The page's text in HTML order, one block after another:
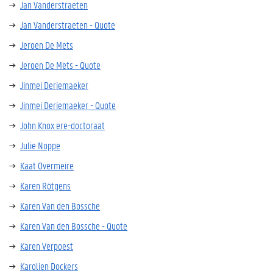
Jan Vanderstraeten
Jan Vanderstraeten - Quote
Jeroen De Mets
Jeroen De Mets - Quote
Jinmei Deriemaeker
Jinmei Deriemaeker - Quote
John Knox ere-doctoraat
Julie Noppe
Kaat Overmeire
Karen Rötgens
Karen Van den Bossche
Karen Van den Bossche - Quote
Karen Verpoest
Karolien Dockers